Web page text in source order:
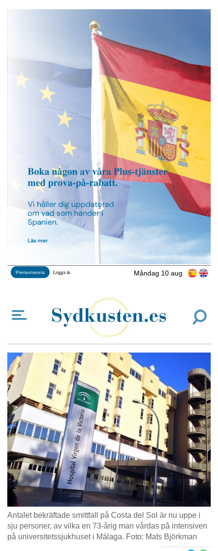
Måndag 10 aug
Prenumerera Logga in
Antalet bekräftade smittfall på Costa del Sol är nu uppe i
sju personer, av vilka en 73-årig man vårdas på intensiven
på universitetssjukhuset i Málaga. Foto: Mats Björkman